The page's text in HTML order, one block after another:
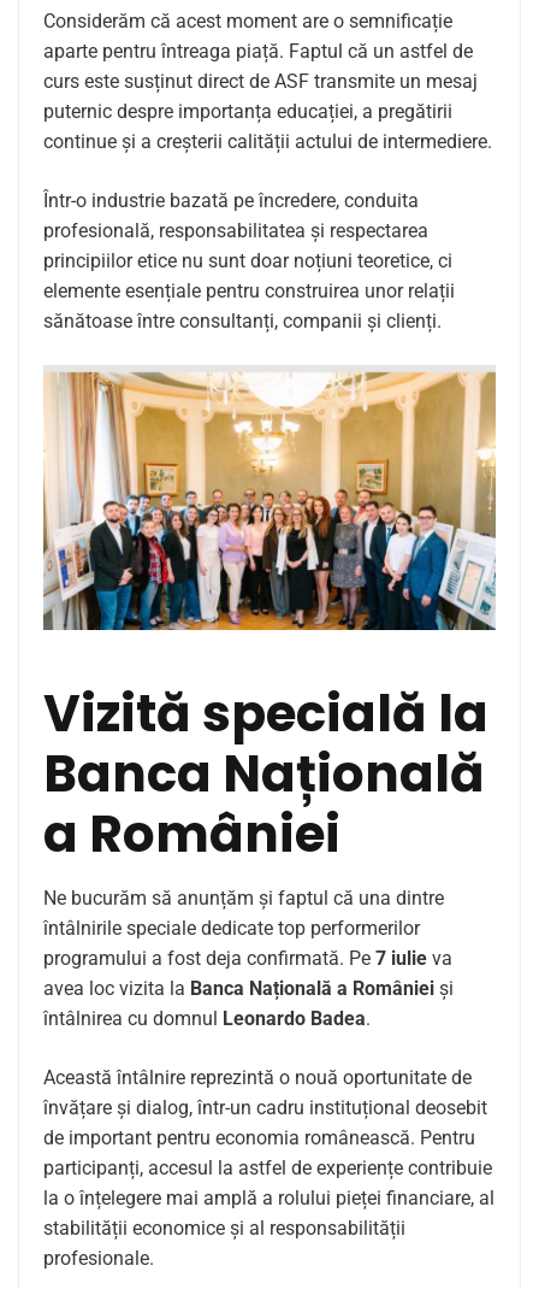
Considerăm că acest moment are o semnificație
aparte pentru întreaga piață. Faptul că un astfel de
curs este susținut direct de ASF transmite un mesaj
puternic despre importanța educației, a pregătirii
continue și a creșterii calității actului de intermediere.
Într-o industrie bazată pe încredere, conduita
profesională, responsabilitatea și respectarea
principiilor etice nu sunt doar noțiuni teoretice, ci
elemente esențiale pentru construirea unor relații
sănătoase între consultanți, companii și clienți.
Vizită specială la
Banca Națională
a României
Ne bucurăm să anunțăm și faptul că una dintre
întâlnirile speciale dedicate top performerilor
programului a fost deja confirmată. Pe 7 iulie va
avea loc vizita la Banca Națională a României și
întâlnirea cu domnul Leonardo Badea.
Această întâlnire reprezintă o nouă oportunitate de
învățare și dialog, într-un cadru instituțional deosebit
de important pentru economia românească. Pentru
participanți, accesul la astfel de experiențe contribuie
la o înțelegere mai amplă a rolului pieței financiare, al
stabilității economice și al responsabilității
profesionale.